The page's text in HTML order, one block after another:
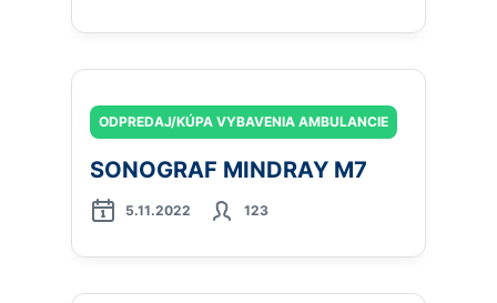
ODPREDAJ/KÚPA VYBAVENIA AMBULANCIE
SONOGRAF MINDRAY M7
5.11.2022 123